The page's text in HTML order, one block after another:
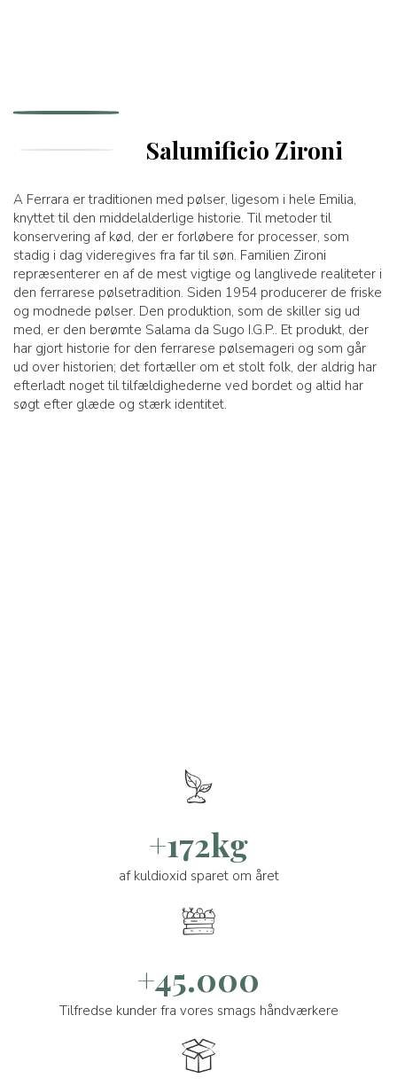
Salumificio Zironi
A Ferrara er traditionen med pølser, ligesom i hele Emilia,
knyttet til den middelalderlige historie. Til metoder til
konservering af kød, der er forløbere for processer, som
stadig i dag videregives fra far til søn. Familien Zironi
repræsenterer en af de mest vigtige og langlivede realiteter i
den ferrarese pølsetradition. Siden 1954 producerer de friske
og modnede pølser. Den produktion, som de skiller sig ud
med, er den berømte Salama da Sugo I.G.P.. Et produkt, der
har gjort historie for den ferrarese pølsemageri og som går
ud over historien; det fortæller om et stolt folk, der aldrig har
efterladt noget til tilfældighederne ved bordet og altid har
søgt efter glæde og stærk identitet.
+172kg
af kuldioxid sparet om året
+45.000
Tilfredse kunder fra vores smags håndværkere